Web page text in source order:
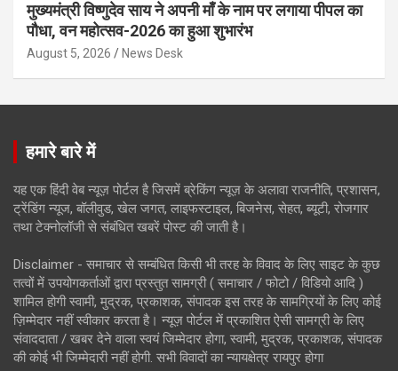
मुख्यमंत्री विष्णुदेव साय ने अपनी माँ के नाम पर लगाया पीपल का
पौधा, वन महोत्सव-2026 का हुआ शुभारंभ
August 5, 2026 News Desk
हमारे बारे में
यह एक हिंदी वेब न्यूज़ पोर्टल है जिसमें ब्रेकिंग न्यूज़ के अलावा राजनीति, प्रशासन,
ट्रेंडिंग न्यूज, बॉलीवुड, खेल जगत, लाइफस्टाइल, बिजनेस, सेहत, ब्यूटी, रोजगार
तथा टेक्नोलॉजी से संबंधित खबरें पोस्ट की जाती है।
Disclaimer - समाचार से सम्बंधित किसी भी तरह के विवाद के लिए साइट के कुछ
तत्वों में उपयोगकर्ताओं द्वारा प्रस्तुत सामग्री ( समाचार / फोटो / विडियो आदि )
शामिल होगी स्वामी, मुद्रक, प्रकाशक, संपादक इस तरह के सामग्रियों के लिए कोई
ज़िम्मेदार नहीं स्वीकार करता है। न्यूज़ पोर्टल में प्रकाशित ऐसी सामग्री के लिए
संवाददाता / खबर देने वाला स्वयं जिम्मेदार होगा, स्वामी, मुद्रक, प्रकाशक, संपादक
की कोई भी जिम्मेदारी नहीं होगी. सभी विवादों का न्यायक्षेत्र रायपुर होगा